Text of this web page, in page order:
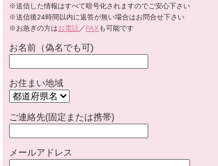
※送信した情報はすべて暗号化されますのでご安心下さい
※送信後24時間以内に返答が無い場合はお問合せ下さい
※お急ぎの方はお電話 ／FAX も可能です
お名前（偽名でも可)
お住まい地域
ご連絡先(固定または携帯)
メールアドレス